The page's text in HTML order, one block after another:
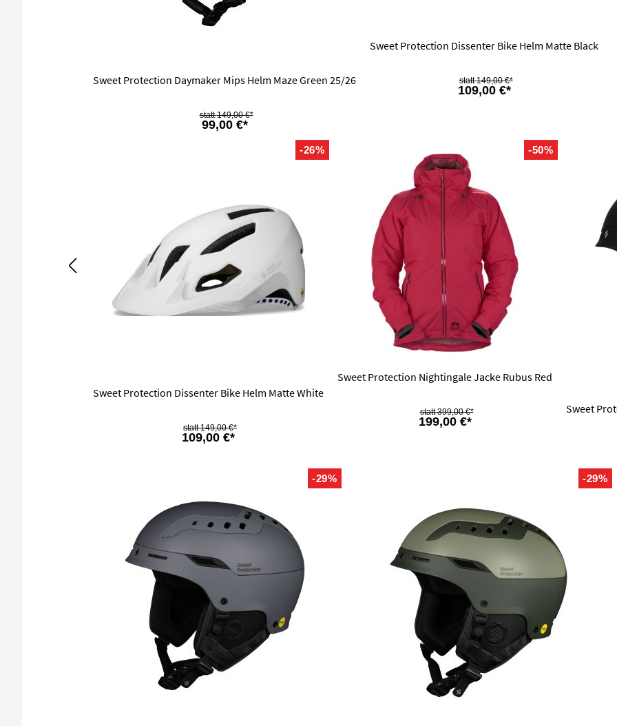
Sweet Protection Daymaker Mips Helm Maze Green 25/26
99,00 €*
149,00 €*
Sweet Protection Dissenter Bike Helm Matte Black
109,00 €*
149,00 €*
-26%
Sweet Protection Dissenter Bike Helm Matte White
109,00 €*
149,00 €*
-50%
Sweet Protection Nightingale Jacke Rubus Red
199,00 €*
399,00 €* Sweet
-29% -29%